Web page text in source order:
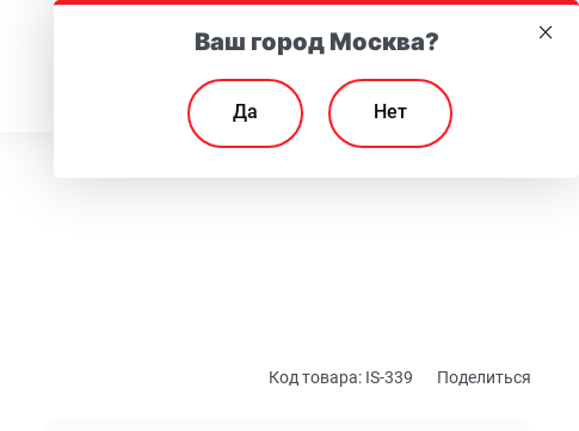
Код товара: IS-339 Поделиться
Ваш город Москва?
Да Нет